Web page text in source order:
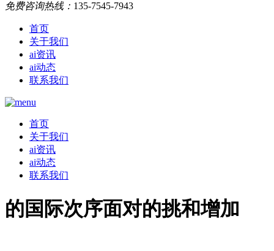
免费咨询热线： 135-7545-7943
首页
关于我们
ai资讯
ai动态
联系我们
首页
关于我们
ai资讯
ai动态
联系我们
的国际次序面对的挑和增加